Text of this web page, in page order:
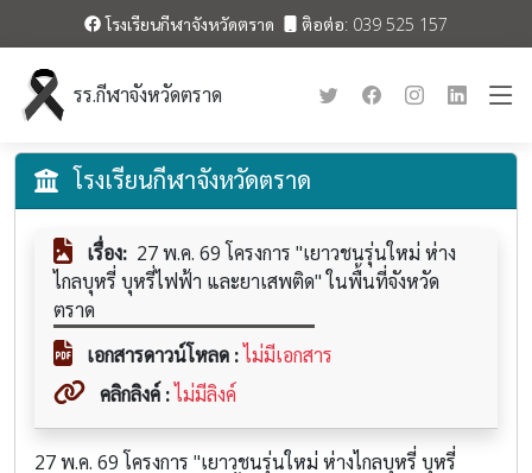
โรงเรียนกีฬาจังหวัดตราด ติอต่อ: 039 525 157
รร.กีฬาจังหวัดตราด
โรงเรียนกีฬาจังหวัดตราด
เรื่อง: 27 พ.ค. 69 โครงการ "เยาวชนรุ่นใหม่ ห่าง
ไกลบุหรี่ บุหรี่ไฟฟ้า และยาเสพติด" ในพื้นที่จังหวัด
ตราด
เอกสารดาวน์โหลด :ไม่มีเอกสาร
คลิกลิงค์ :ไม่มีลิงค์
27 พ.ค. 69 โครงการ "เยาวชนรุ่นใหม่ ห่างไกลบุหรี่ บุหรี่